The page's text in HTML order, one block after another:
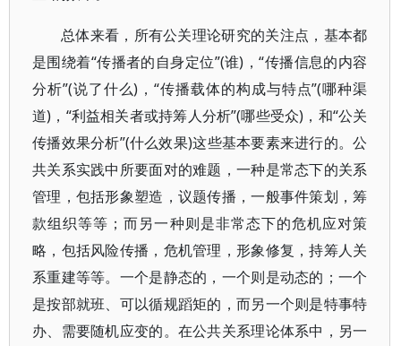
总体来看，所有公关理论研究的关注点，基本都
是围绕着“传播者的自身定位”(谁)，“传播信息的内容
分析”(说了什么)，“传播载体的构成与特点”(哪种渠
道)，“利益相关者或持筹人分析”(哪些受众)，和“公关
传播效果分析”(什么效果)这些基本要素来进行的。公
共关系实践中所要面对的难题，一种是常态下的关系
管理，包括形象塑造，议题传播，一般事件策划，筹
款组织等等；而另一种则是非常态下的危机应对策
略，包括风险传播，危机管理，形象修复，持筹人关
系重建等等。一个是静态的，一个则是动态的；一个
是按部就班、可以循规蹈矩的，而另一个则是特事特
办、需要随机应变的。在公共关系理论体系中，另一